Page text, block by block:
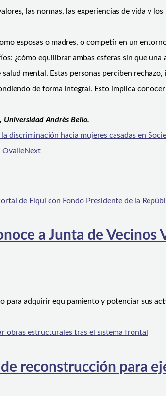
las normas, las experiencias de vida y
esposas o madres, o competir en un
¿cómo equilibrar ambas esferas sin que
mental. Estas personas perciben
de forma integral. Esto implica
Universidad Andrés Bello.
discriminación hacia mujeres casadas en
OvalleNext
a Junta de
para adquirir equipamiento y potenciar sus
reconstrucción para